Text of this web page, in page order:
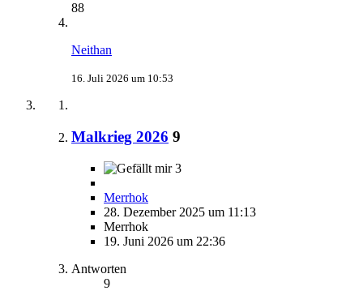
88
Neithan
16. Juli 2026 um 10:53
Malkrieg 2026 9
3
Merrhok
28. Dezember 2025 um 11:13
Merrhok
19. Juni 2026 um 22:36
Antworten
9